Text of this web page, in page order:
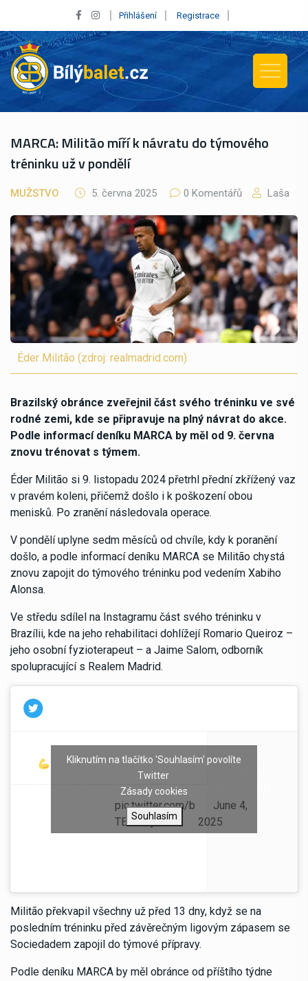
Přihlášení Registrace
MARCA: Militão míří k návratu do týmového
tréninku už v pondělí
MUŽSTVO 5. června 2025 0 Komentářů Laša
Éder Militão (zdroj: realmadrid.com)
Brazilský obránce zveřejnil část svého tréninku ve své
rodné zemi, kde se připravuje na plný návrat do akce.
Podle informací deníku MARCA by měl od 9. června
znovu trénovat s týmem.
Éder Militão si 9. listopadu 2024 přetrhl přední zkřížený vaz
v pravém koleni, přičemž došlo i k poškození obou
menisků. Po zranění následovala operace.
V pondělí uplyne sedm měsíců od chvíle, kdy k poranění
došlo, a podle informací deníku MARCA se Militão chystá
znovu zapojit do týmového tréninku pod vedením Xabiho
Alonsa.
Ve středu sdílel na Instagramu část svého tréninku v
Brazílii, kde na jeho rehabilitaci dohlížejí Romario Queiroz –
jeho osobní fyzioterapeut – a Jaime Salom, odborník
spolupracující s Realem Madrid.
MILITAO se
Vía
‚rqperformance
(instagram)‘.
pic.twitter.com/b
TEScl4ije
— El
June 4,
2025
Kliknutím na tlačítko 'Souhlasím' povolíte
Twitter
Zásady cookies
Souhlasím
Militão překvapil všechny už před 13 dny, když se na
posledním tréninku před závěrečným ligovým zápasem se
Sociedadem zapojil do týmové přípravy.
Podle deníku MARCA by měl obránce od příštího týdne